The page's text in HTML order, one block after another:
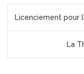
N
v
g
Licenciement pour
La